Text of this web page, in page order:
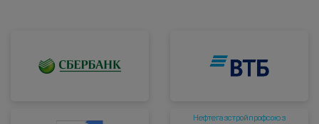
Нефтегазстройпрофсоюз